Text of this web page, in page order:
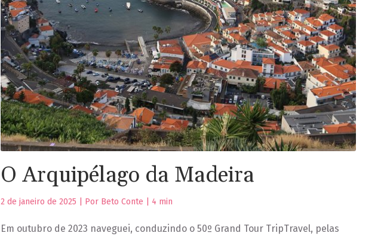
O Arquipélago da Madeira
2 de janeiro de 2025 | Por Beto Conte | 4 min
Em outubro de 2023 naveguei, conduzindo o 50º Grand Tour TripTravel, pelas